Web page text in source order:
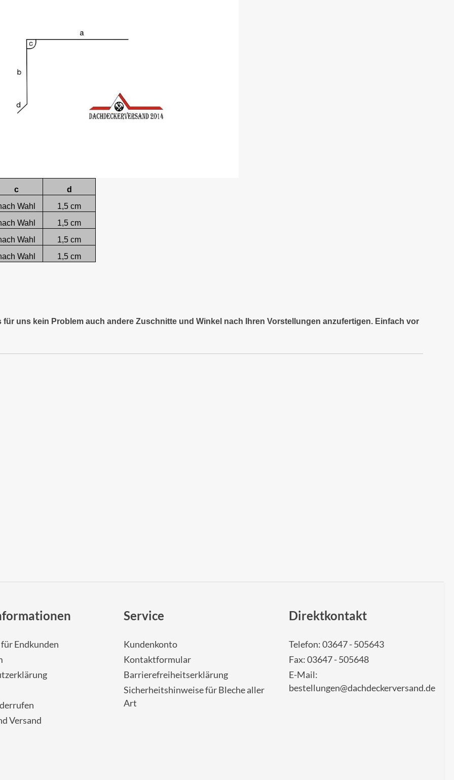
c
d
Wahl
1,5 cm
Wahl
1,5 cm
Wahl
1,5 cm
Wahl 1,5 cm
uns kein Problem auch andere Zuschnitte und Winkel nach Ihren Vorstellungen anzufertigen. Einfach vor
Endkunden
Versand
Service
Kundenkonto
Kontaktformular
Barrierefreiheitserklärung
Sicherheitshinweise für Bleche aller
Art
Direktkontakt
Telefon: 03647 - 505643
Fax: 03647 - 505648
E-Mail:
bestellungen@dachdeckerversand.de